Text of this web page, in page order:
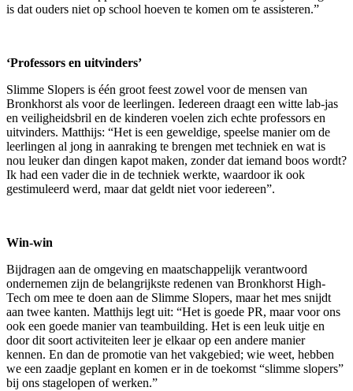
is dat ouders niet op school hoeven te komen om te assisteren.”
‘Professors en uitvinders’
Slimme Slopers is één groot feest zowel voor de mensen van
Bronkhorst als voor de leerlingen. Iedereen draagt een witte lab-jas
en veiligheidsbril en de kinderen voelen zich echte professors en
uitvinders. Matthijs: “Het is een geweldige, speelse manier om de
leerlingen al jong in aanraking te brengen met techniek en wat is
nou leuker dan dingen kapot maken, zonder dat iemand boos wordt?
Ik had een vader die in de techniek werkte, waardoor ik ook
gestimuleerd werd, maar dat geldt niet voor iedereen”.
Win-win
Bijdragen aan de omgeving en maatschappelijk verantwoord
ondernemen zijn de belangrijkste redenen van Bronkhorst High-
Tech om mee te doen aan de Slimme Slopers, maar het mes snijdt
aan twee kanten. Matthijs legt uit: “Het is goede PR, maar voor ons
ook een goede manier van teambuilding. Het is een leuk uitje en
door dit soort activiteiten leer je elkaar op een andere manier
kennen. En dan de promotie van het vakgebied; wie weet, hebben
we een zaadje geplant en komen er in de toekomst “slimme slopers”
bij ons stagelopen of werken.”